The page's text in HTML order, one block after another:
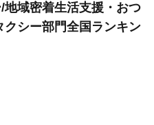
域密着生活支援・おつ
シー部門全国ランキン